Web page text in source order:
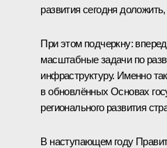
развития сегодня
При этом подчеркну:
масштабные задачи по
инфраструктуру. Именно
в обновлённых Основах
регионального развития
В наступающем году